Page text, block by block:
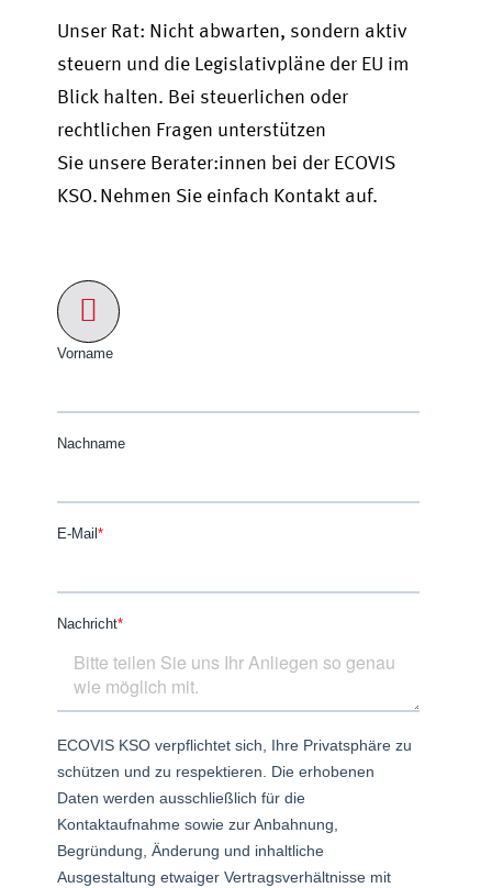
Unser Rat: Nicht abwarten, sondern aktiv
steuern und die Legislativpläne der EU im
Blick halten. Bei steuerlichen oder
rechtlichen Fragen unterstützen
Sie unsere Berater:innen bei der ECOVIS
KSO. Nehmen Sie einfach Kontakt auf.